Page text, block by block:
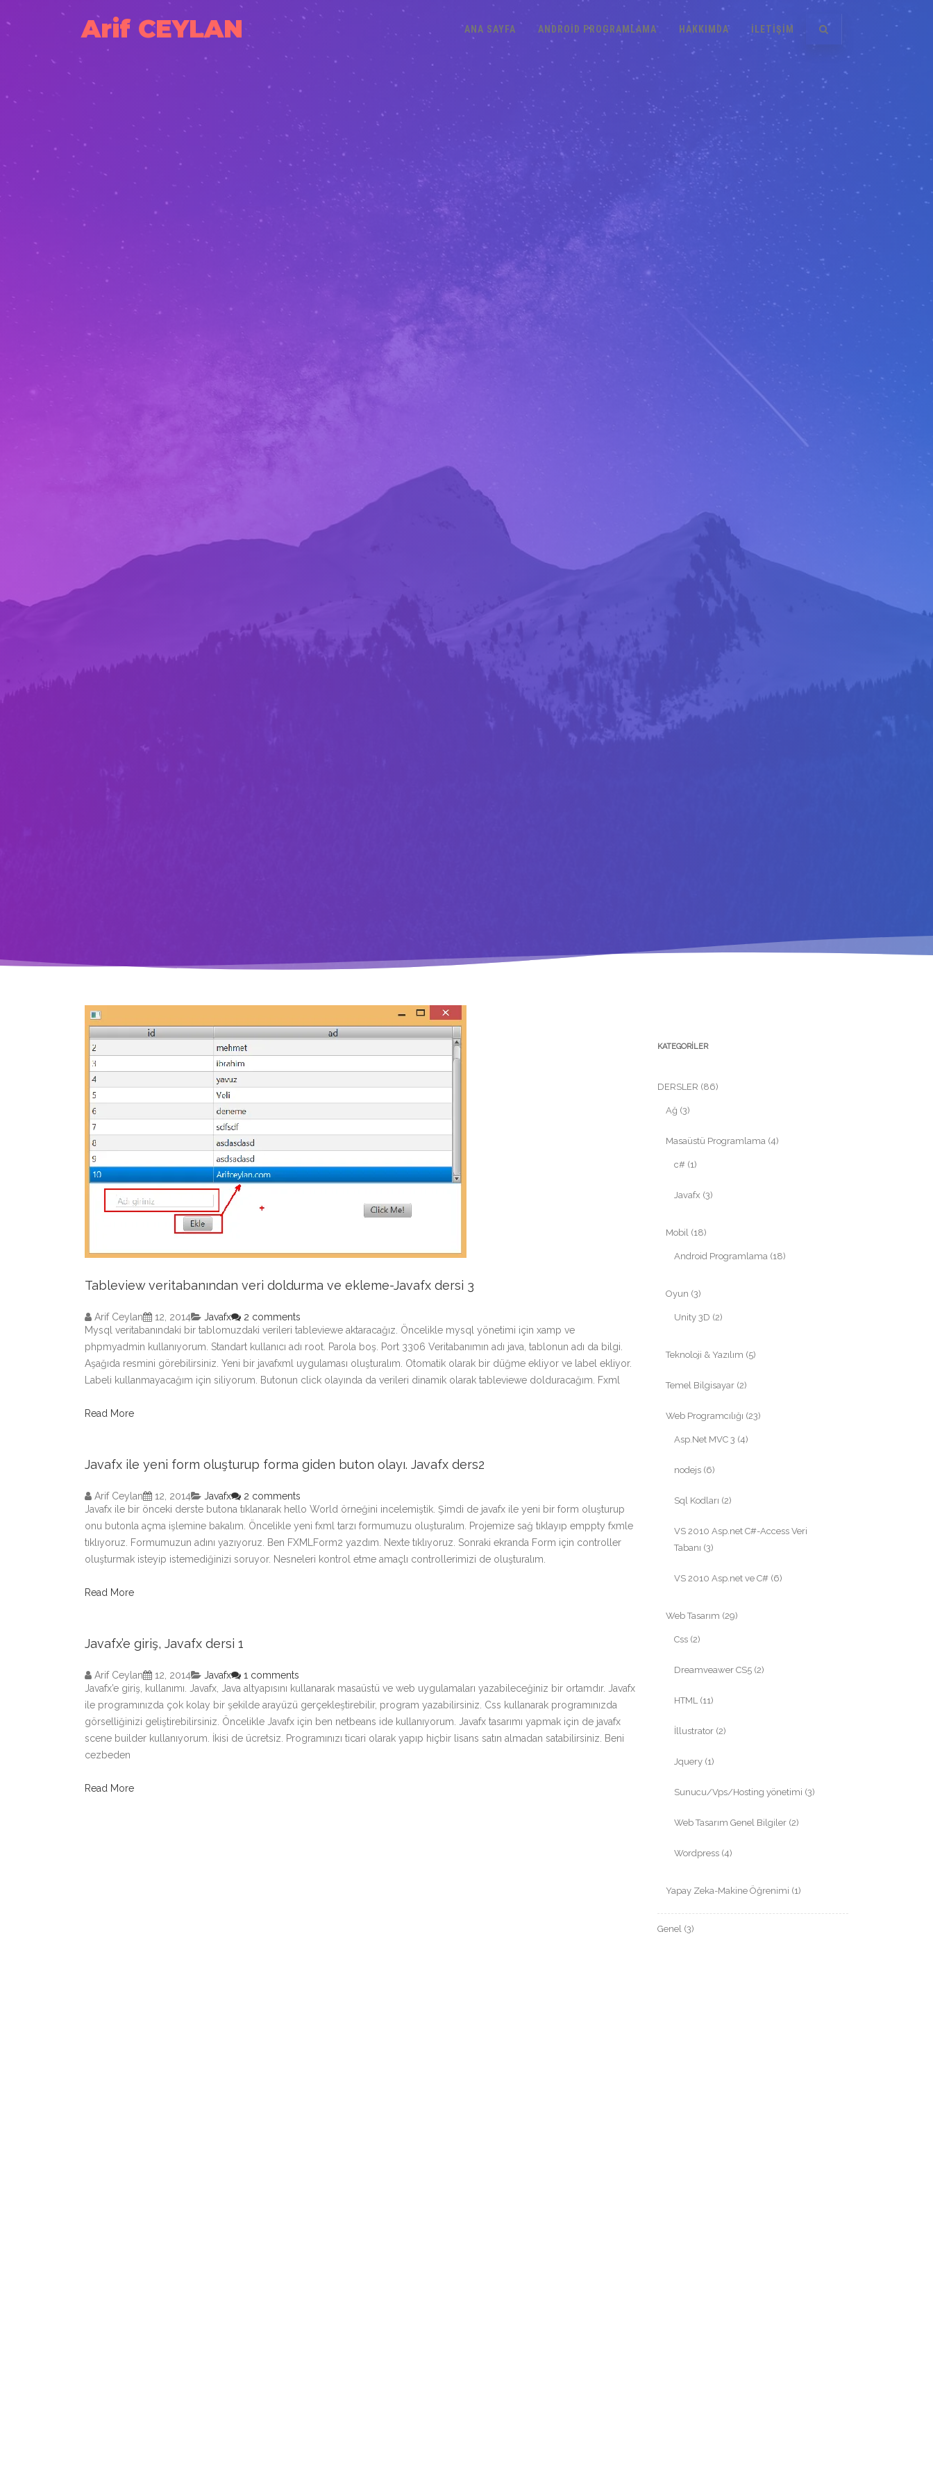
Arif CEYLAN ANA SAYFA ANDROID PROGRAMLAMA HAKKIMDA ILETIŞIM
Tableview veritabanından veri doldurma ve ekleme-Javafx dersi 3
Arif Ceylan 12, 2014 Javafx
2 comments
Mysql veritabanındaki bir tablomuzdaki verileri tableviewe aktaracağız. Öncelikle mysql yönetimi için xamp ve
phpmyadmin kullanıyorum. Standart kullanıcı adı root. Parola boş. Port 3306 Veritabanımın adı java, tablonun adı da bilgi.
Aşağıda resmini görebilirsiniz. Yeni bir javafxml uygulaması oluşturalım. Otomatik olarak bir düğme ekliyor ve label ekliyor.
Labeli kullanmayacağım için siliyorum. Butonun click olayında da verileri dinamik olarak tableviewe dolduracağım. Fxml
Read More
Javafx ile yeni form oluşturup forma giden buton olayı. Javafx ders2
Arif Ceylan 12, 2014 Javafx
2 comments
Javafx ile bir önceki derste butona tıklanarak hello World örneğini incelemiştik. Şimdi de javafx ile yeni bir form oluşturup
onu butonla açma işlemine bakalım. Öncelikle yeni fxml tarzı formumuzu oluşturalım. Projemize sağ tıklayıp emppty fxmle
tıklıyoruz. Formumuzun adını yazıyoruz. Ben FXMLForm2 yazdım. Nexte tıklıyoruz. Sonraki ekranda Form için controller
oluşturmak isteyip istemediğinizi soruyor. Nesneleri kontrol etme amaçlı controllerimizi de oluşturalım.
Read More
Javafx’e giriş, Javafx dersi 1
Arif Ceylan 12, 2014 Javafx
1 comments
Javafx’e giriş, kullanımı. Javafx, Java altyapısını kullanarak masaüstü ve web uygulamaları yazabileceğiniz bir ortamdır. Javafx
ile programınızda çok kolay bir şekilde arayüzü gerçekleştirebilir, program yazabilirsiniz. Css kullanarak programınızda
görselliğinizi geliştirebilirsiniz. Öncelikle Javafx için ben netbeans ide kullanıyorum. Javafx tasarımı yapmak için de javafx
scene builder kullanıyorum. İkisi de ücretsiz. Programınızı ticari olarak yapıp hiçbir lisans satın almadan satabilirsiniz. Beni
cezbeden
Read More
KATEGORILER
DERSLER (86)
Ağ (3)
Masaüstü Programlama (4)
c# (1)
Javafx (3)
Mobil (18)
Android Programlama (18)
Oyun (3)
Unity 3D (2)
Teknoloji & Yazılım (5)
Temel Bilgisayar (2)
Web Programcılığı (23)
Asp.Net MVC 3 (4)
nodejs (6)
Sql Kodları (2)
VS 2010 Asp.net C#-Access Veri
Tabanı (3)
VS 2010 Asp.net ve C# (6)
Web Tasarım (29)
Css (2)
Dreamveawer CS5 (2)
HTML(11)
İllustrator (2)
Jquery (1)
Sunucu/Vps/Hosting yönetimi (3)
Web Tasarım Genel Bilgiler (2)
Wordpress (4)
Yapay Zeka-Makine Öğrenimi (1)
Genel (3)